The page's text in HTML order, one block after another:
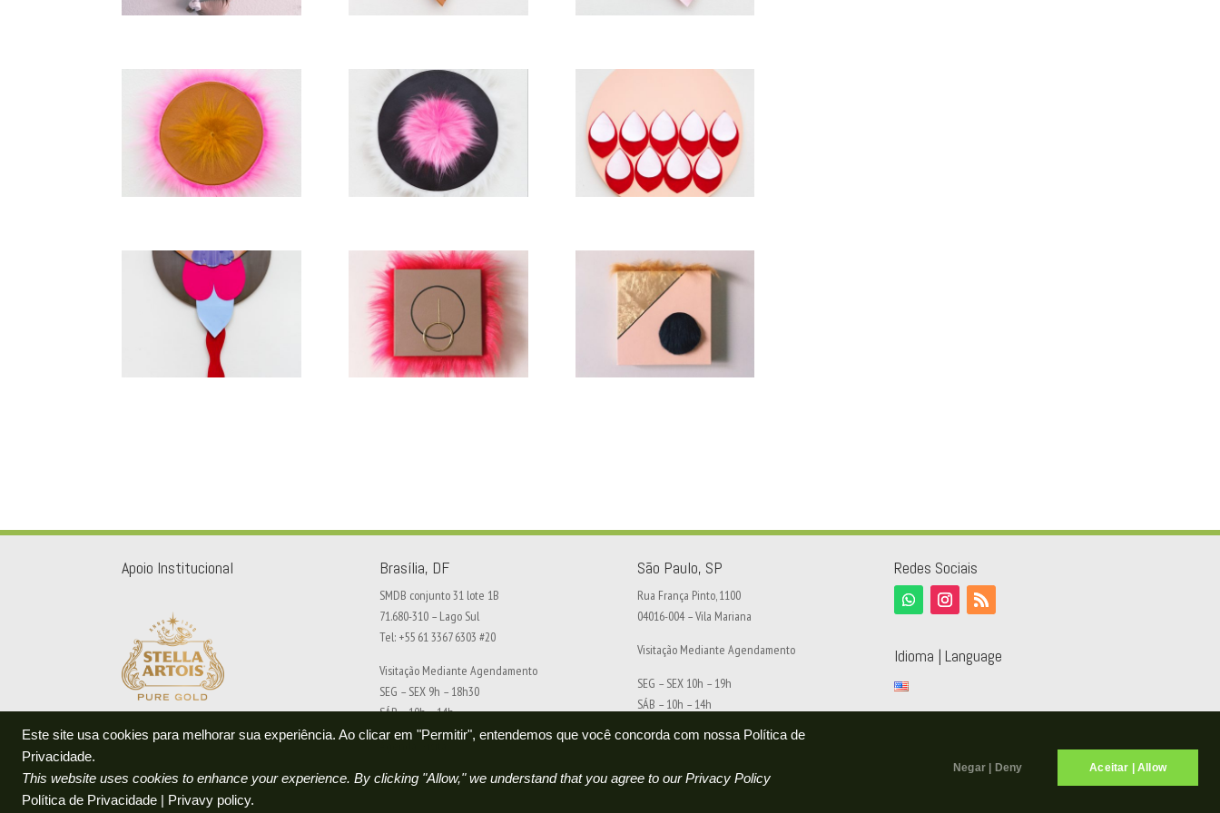
Este site usa cookies para melhorar sua experiência. Ao clicar em "Permitir", entendemos que você concorda com nossa Política de
Privacidade.
This website uses cookies to enhance your experience. By clicking "Allow," we understand that you agree to our Privacy Policy
Política de Privacidade | Privavy policy.
Negar | Deny Aceitar | Allow
Apoio Institucional Brasília, DF
SMDB conjunto 31 lote 1B
71.680-310 – Lago Sul
Tel: +55 61 3367 6303 #20
Visitação Mediante Agendamento
SEG – SEX 9h – 18h30
SÁB – 10h – 14h
São Paulo, SP
Rua França Pinto, 1100
04016-004 – Vila Mariana
Visitação Mediante Agendamento
SEG – SEX 10h – 19h
SÁB – 10h – 14h
Agendar visita
Redes Sociais
Idioma | Language